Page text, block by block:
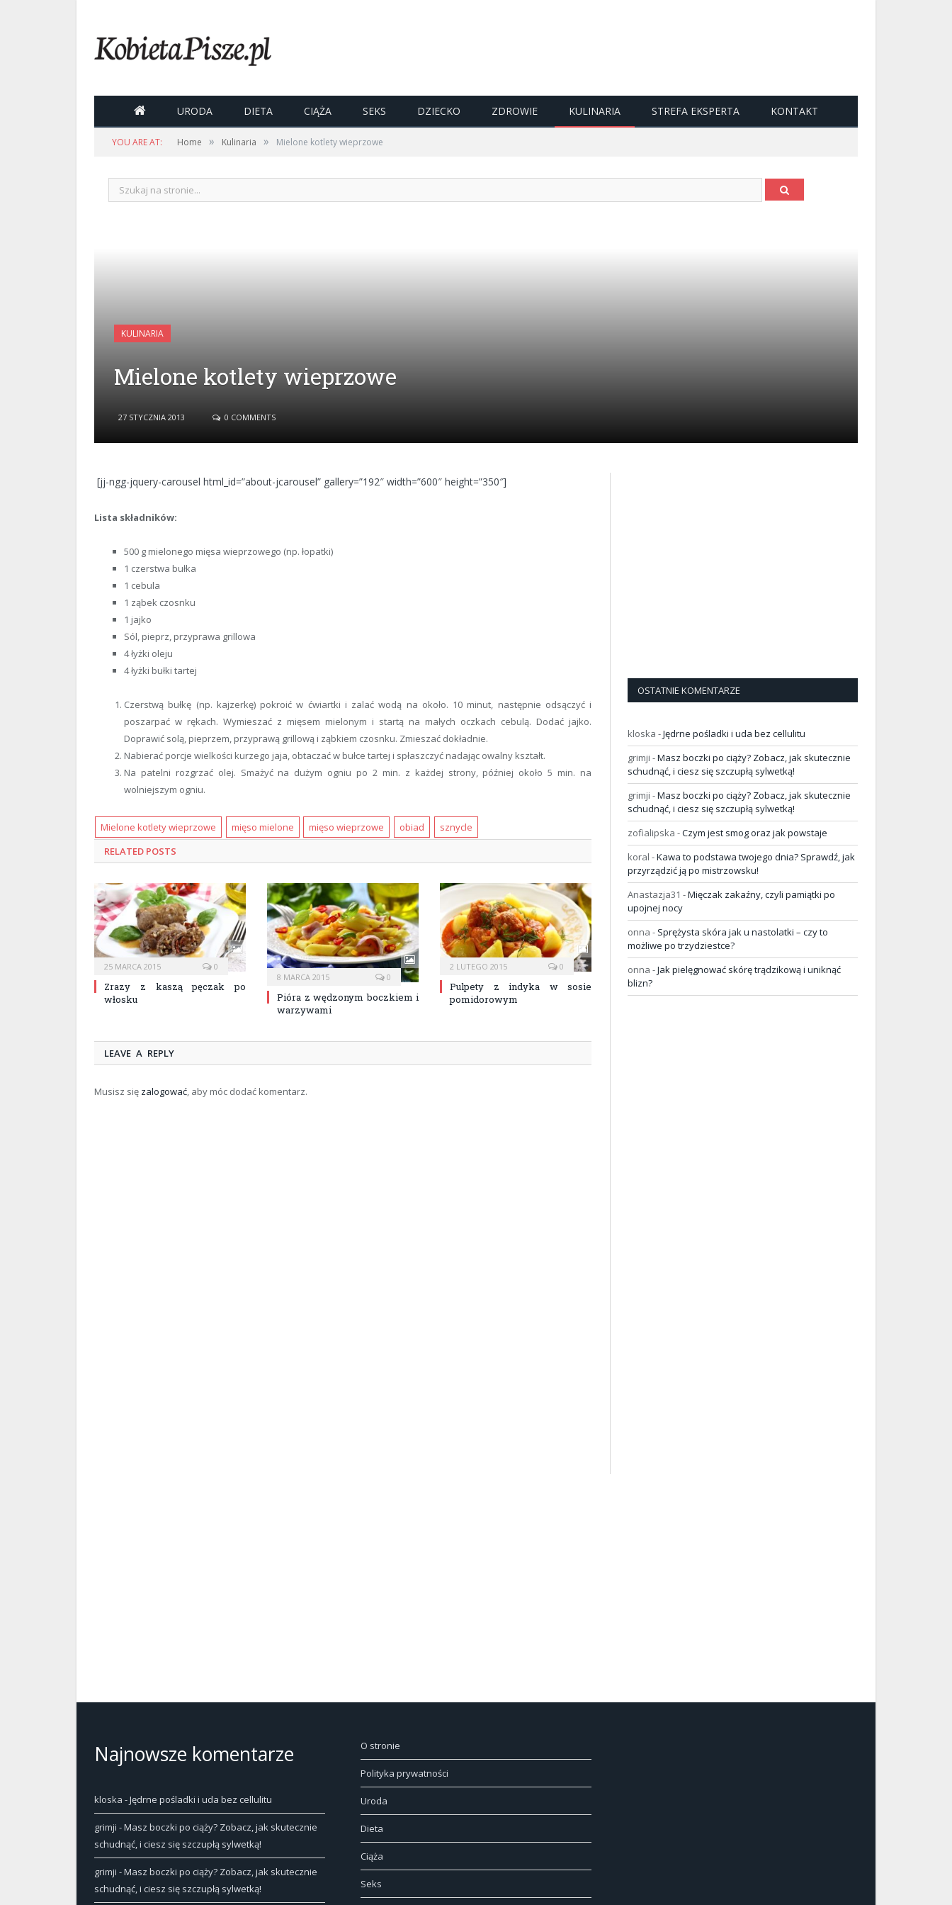
 URODA DIETA CIĄŻA SEKS DZIECKO ZDROWIE KULINARIA STREFA EKSPERTA KONTAKT
YOU ARE AT: Home » Kulinaria » Mielone kotlety wieprzowe
KULINARIA
Mielone kotlety wieprzowe
27 STYCZNIA 2013 0 COMMENTS
[jj-ngg-jquery-carousel html_id=”about-jcarousel” gallery=”192″ width=”600″ height=”350″]
Lista składników:
500 g mielonego mięsa wieprzowego (np. łopatki)
1 czerstwa bułka
1 cebula
1 ząbek czosnku
1 jajko
Sól, pieprz, przyprawa grillowa
4 łyżki oleju
4 łyżki bułki tartej
Czerstwą bułkę (np. kajzerkę) pokroić w ćwiartki i zalać wodą na około. 10 minut, następnie odsączyć i
poszarpać w rękach. Wymieszać z mięsem mielonym i startą na małych oczkach cebulą. Dodać jajko.
Doprawić solą, pieprzem, przyprawą grillową i ząbkiem czosnku. Zmieszać dokładnie.
Nabierać porcje wielkości kurzego jaja, obtaczać w bułce tartej i spłaszczyć nadając owalny kształt.
Na patelni rozgrzać olej. Smażyć na dużym ogniu po 2 min. z każdej strony, później około 5 min. na
wolniejszym ogniu.
Mielone kotlety wieprzowe mięso mielone mięso wieprzowe obiad
sznycle
RELATED POSTS
25 MARCA 2015 0
Zrazy z kaszą pęczak po
włosku
8 MARCA 2015 0
Pióra z wędzonym boczkiem i
warzywami
2 LUTEGO 2015 0
Pulpety z indyka w sosie
pomidorowym
LEAVE A REPLY
Musisz się zalogować, aby móc dodać komentarz.
OSTATNIE KOMENTARZE
kloska -Jędrne pośladki i uda bez cellulitu
grimji -Masz boczki po ciąży? Zobacz, jak skutecznie
schudnąć, i ciesz się szczupłą sylwetką!
grimji -Masz boczki po ciąży? Zobacz, jak skutecznie
schudnąć, i ciesz się szczupłą sylwetką!
zofialipska -Czym jest smog oraz jak powstaje
koral -Kawa to podstawa twojego dnia? Sprawdź, jak
przyrządzić ją po mistrzowsku!
Anastazja31 -Mięczak zakaźny, czyli pamiątki po
upojnej nocy
onna - Sprężysta skóra jak u nastolatki – czy to
możliwe po trzydziestce?
onna -Jak pielęgnować skórę trądzikową i uniknąć
blizn?
Najnowsze komentarze
kloska -Jędrne pośladki i uda bez cellulitu
grimji -Masz boczki po ciąży? Zobacz, jak skutecznie
schudnąć, i ciesz się szczupłą sylwetką!
grimji -Masz boczki po ciąży? Zobacz, jak skutecznie
schudnąć, i ciesz się szczupłą sylwetką!
O stronie
Polityka prywatności
Uroda
Dieta
Ciąża
Seks